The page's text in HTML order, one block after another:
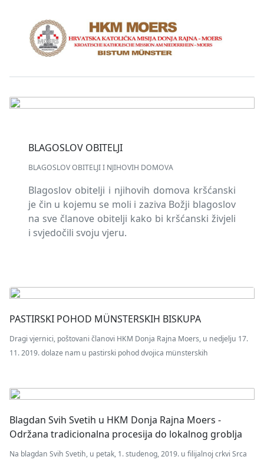
BLAGOSLOV OBITELJI
BLAGOSLOV OBITELJI I NJIHOVIH DOMOVA
Blagoslov obitelji i njihovih domova kršćanski
je čin u kojemu se moli i zaziva Božji blagoslov
na sve članove obitelji kako bi kršćanski živjeli
i svjedočili svoju vjeru.
PASTIRSKI POHOD MÜNSTERSKIH BISKUPA
Dragi vjernici, poštovani članovi HKM Donja Rajna Moers, u nedjelju 17.
11. 2019. dolaze nam u pastirski pohod dvojica münsterskih
Blagdan Svih Svetih u HKM Donja Rajna Moers -
Održana tradicionalna procesija do lokalnog groblja
Na blagdan Svih Svetih, u petak, 1. studenog, 2019. u filijalnoj crkvi Srca